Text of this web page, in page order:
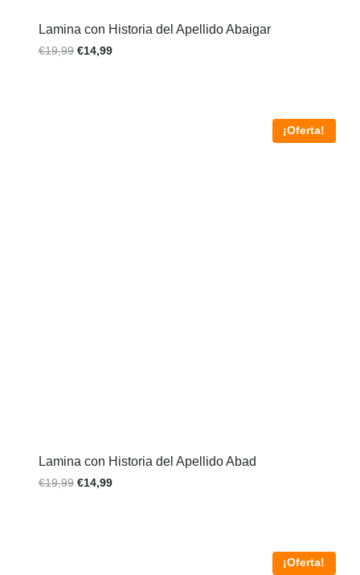
Lamina con Historia del Apellido Abaigar
€19,99 €14,99
¡Oferta!
Lamina con Historia del Apellido Abad
€19,99 €14,99
¡Oferta!